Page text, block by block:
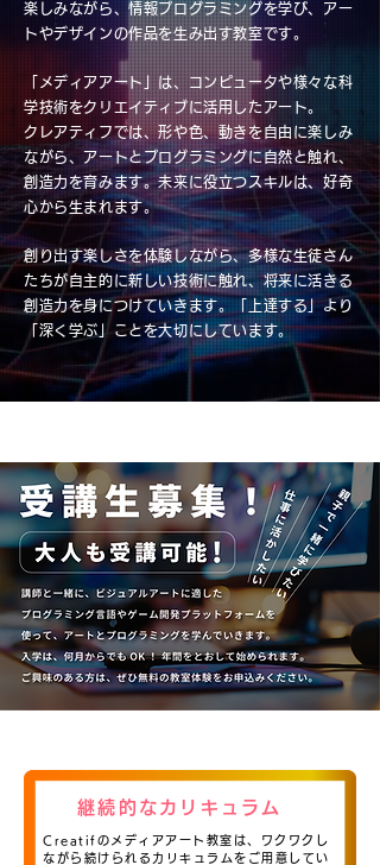
楽しみながら、情報プログラミングを学び、アー
トやデザインの作品を生み出す教室です。
「メディアアート」は、コンピュータや様々な科
学技術をクリエイティブに活用したアート。
クレアティフでは、形や色、動きを自由に楽しみ
ながら、アートとプログラミングに自然と触れ、
創造力を育みます。未来に役立つスキルは、好奇
心から生まれます。
創り出す楽しさを体験しながら、多様な生徒さん
たちが自主的に新しい技術に触れ、将来に活きる
創造力を身につけていきます。「上達する」より
「深く学ぶ」ことを大切にしています。
継続的なカリキュラム
Creatifのメディアアート教室は、ワクワクし
ながら続けられるカリキュラムをご用意してい